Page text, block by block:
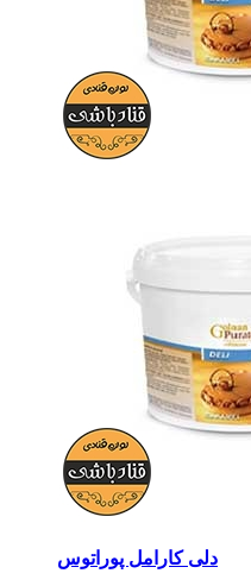
دلی کارامل پوراتوس